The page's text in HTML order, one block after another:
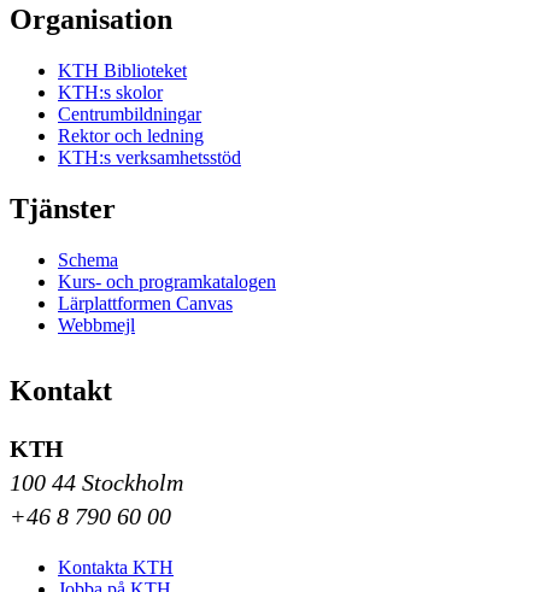
Organisation
KTH Biblioteket
KTH:s skolor
Centrumbildningar
Rektor och ledning
KTH:s verksamhetsstöd
Tjänster
Schema
Kurs- och programkatalogen
Lärplattformen Canvas
Webbmejl
Kontakt
KTH
100 44 Stockholm
+46 8 790 60 00
Kontakta KTH